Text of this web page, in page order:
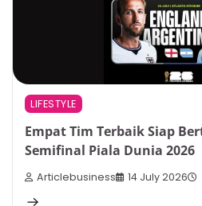
LIFESTYLE
Empat Tim Terbaik Siap
Semifinal Piala Dunia 2026
Articlebusiness 14 July 2026